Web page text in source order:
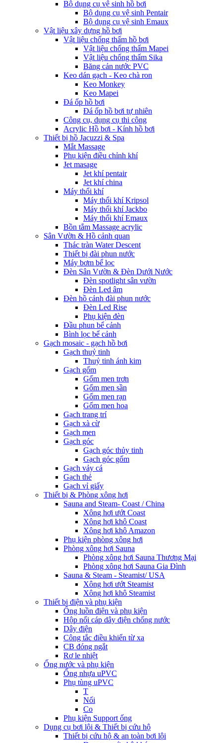
Bộ dụng cụ vệ sinh hồ bơi
Bộ dụng cụ vệ sinh Pentair
Bộ dụng cụ vệ sinh Emaux
Vật liệu xây dựng hồ bơi
Vật liệu chống thấm hồ bơi
Vật liệu chống thấm Mapei
Vật liệu chống thấm Sika
Băng cản nước PVC
Keo dán gạch - Keo chà ron
Keo Monkey
Keo Mapei
Đá ốp hồ bơi
Đá ốp hồ bơi tự nhiên
Công cụ, dụng cụ thi công
Acrylic Hồ bơi - Kính hồ bơi
Thiết bị hồ Jacuzzi & Spa
Mắt Massage
Phụ kiện điều chỉnh khí
Jet masage
Jet khí pentair
Jet khí china
Máy thổi khí
Máy thổi khí Kripsol
Máy thổi khí Jackbo
Máy thổi khí Emaux
Bồn tắm Massage acrylic
Sân Vườn & Hồ cảnh quan
Thác tràn Water Descent
Thiết bị đài phun nước
Máy bơm bể lọc
Đèn Sân Vườn & Đèn Dưới Nước
Đèn spotlight sân vườn
Đèn Led âm
Đèn hồ cảnh đài phun nước
Đèn Led Rise
Phụ kiện đèn
Đầu phun bể cảnh
Bình lọc bể cảnh
Gạch mosaic - gạch hồ bơi
Gạch thuỷ tinh
Thuỷ tinh ánh kim
Gạch gốm
Gốm men trơn
Gốm men sần
Gốm men rạn
Gốm men hoa
Gạch trang trí
Gạch xà cừ
Gạch men
Gạch góc
Gạch góc thủy tinh
Gạch góc gốm
Gạch vảy cá
Gạch thẻ
Gạch vỉ giấy
Thiết bị & Phòng xông hơi
Sauna and Steam- Coast / China
Xông hơi ướt Coast
Xông hơi khô Coast
Xông hơi khô Amazon
Phụ kiện phòng xông hơi
Phòng xông hơi Sauna
Phòng xông hơi Sauna Thương Mại
Phòng xông hơi Sauna Gia Đình
Sauna & Steam - Steamist/ USA
Xông hơi ướt Steamist
Xông hơi khô Steamist
Thiết bị điện và phụ kiện
Ống luồn điện và phụ kiện
Hộp nối cáp dây điện chống nước
Dây điện
Công tắc điều khiển từ xa
CB đóng ngắt
Rơ le nhiệt
Ống nước và phụ kiện
Ống nhựa uPVC
Phụ tùng uPVC
T
Nối
Co
Phụ kiện Support ống
Dụng cụ bơi lội & Thiết bị cứu hộ
Thiết bị cứu hộ & an toàn bơi lội